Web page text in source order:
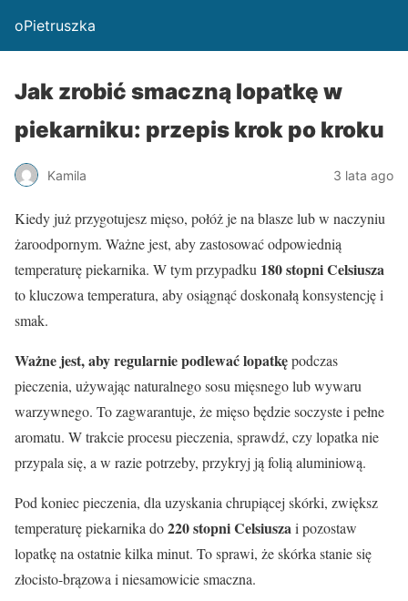
oPietruszka
Jak zrobić smaczną lopatkę w
piekarniku: przepis krok po kroku
Kamila 3 lata ago
Kiedy już przygotujesz mięso, połóż je na blasze lub w naczyniu
żaroodpornym. Ważne jest, aby zastosować odpowiednią
temperaturę piekarnika. W tym przypadku 180 stopni Celsiusza
to kluczowa temperatura, aby osiągnąć doskonałą konsystencję i
smak.
Ważne jest, aby regularnie podlewać lopatkępodczas
pieczenia, używając naturalnego sosu mięsnego lub wywaru
warzywnego. To zagwarantuje, że mięso będzie soczyste i pełne
aromatu. W trakcie procesu pieczenia, sprawdź, czy lopatka nie
przypala się, a w razie potrzeby, przykryj ją folią aluminiową.
Pod koniec pieczenia, dla uzyskania chrupiącej skórki, zwiększ
temperaturę piekarnika do220 stopni Celsiuszai pozostaw
lopatkę na ostatnie kilka minut. To sprawi, że skórka stanie się
złocisto-brązowa i niesamowicie smaczna.